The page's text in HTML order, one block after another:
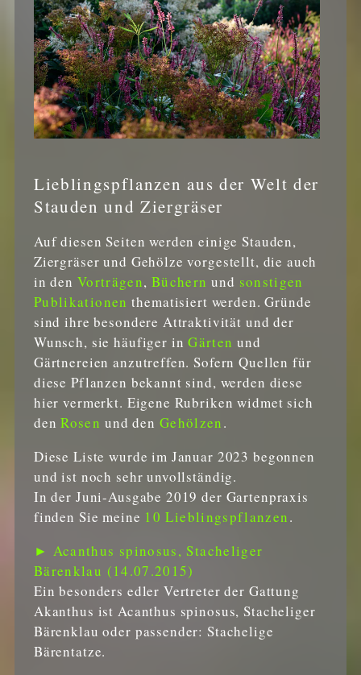
Lieblingspflanzen aus der Welt der
Stauden und Ziergräser
Auf diesen Seiten werden einige Stauden,
Ziergräser und Gehölze vorgestellt, die auch
in den Vorträgen, Büchern und sonstigen
Publikationen thematisiert werden. Gründe
sind ihre besondere Attraktivität und der
Wunsch, sie häufiger inGärten und
Gärtnereien anzutreffen. Sofern Quellen für
diese Pflanzen bekannt sind, werden diese
hier vermerkt. Eigene Rubriken widmet sich
denRosen und den Gehölzen.
Diese Liste wurde im Januar 2023 begonnen
und ist noch sehr unvollständig.
In der Juni-Ausgabe 2019 der Gartenpraxis
finden Sie meine 10 Lieblingspflanzen.
► Acanthus spinosus, Stacheliger
Bärenklau (14.07.2015)
Ein besonders edler Vertreter der Gattung
Akanthus ist Acanthus spinosus, Stacheliger
Bärenklau oder passender: Stachelige
Bärentatze.